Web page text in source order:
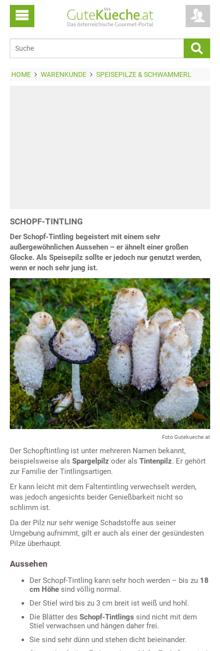
HOME WARENKUNDE SPEISEPILZE & SCHWAMMERL
SCHOPF-TINTLING
Der Schopf-Tintling begeistert mit einem sehr
außergewöhnlichen Aussehen – er ähnelt einer großen
Glocke. Als Speisepilz sollte er jedoch nur genutzt werden,
wenn er noch sehr jung ist.
Foto Gutekueche.at
Der Schopftintling ist unter mehreren Namen bekannt,
beispielsweise als Spargelpilz oder als Tintenpilz. Er gehört
zur Familie der Tintlingsartigen.
Er kann leicht mit dem Faltentintling verwechselt werden,
was jedoch angesichts beider Genießbarkeit nicht so
schlimm ist.
Da der Pilz nur sehr wenige Schadstoffe aus seiner
Umgebung aufnimmt, gilt er auch als einer der gesündesten
Pilze überhaupt.
Aussehen
Der Schopf-Tintling kann sehr hoch werden – bis zu 18
cm Höhe sind völlig normal.
Der Stiel wird bis zu 3 cm breit ist weiß und hohl.
Die Blätter des Schopf-Tintlings sind nicht mit dem
Stiel verwachsen und hängen daher frei.
Sie sind sehr dünn und stehen dicht beieinander.